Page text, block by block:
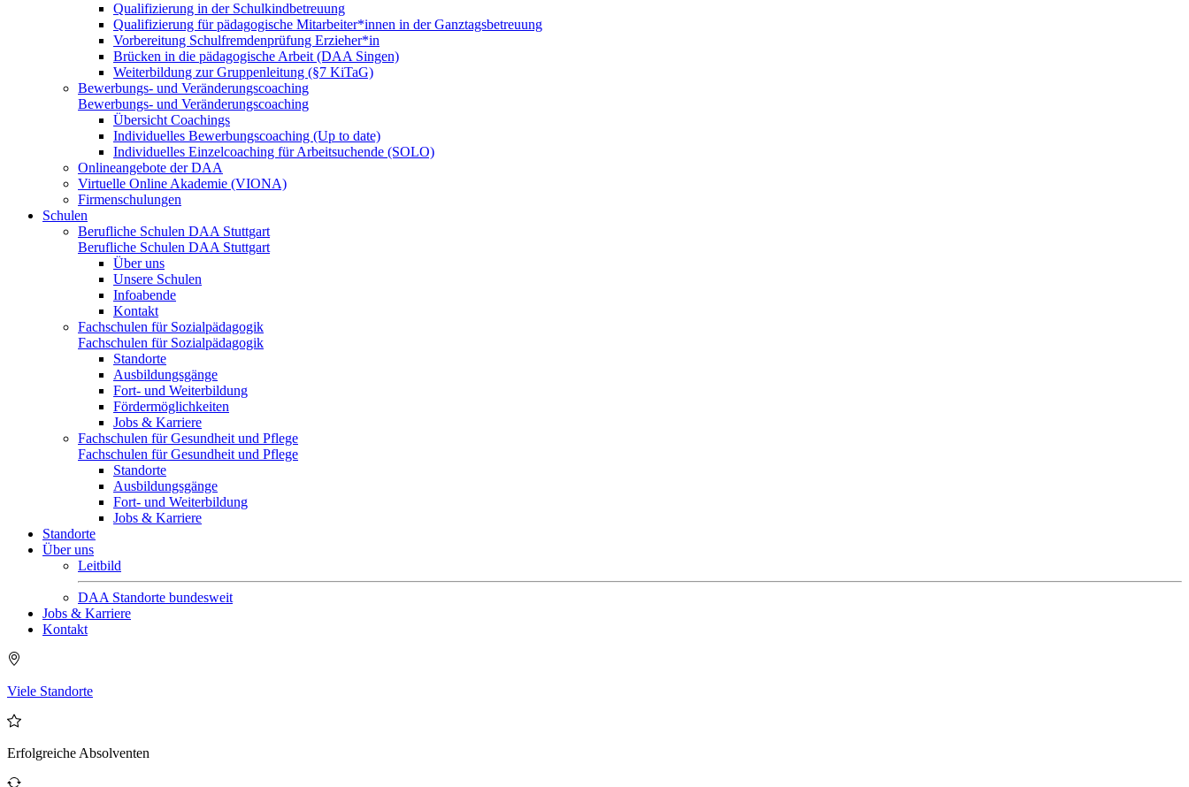
Qualifizierung in der Schulkindbetreuung
Qualifizierung für pädagogische Mitarbeiter*innen in der Ganztagsbetreuung
Vorbereitung Schulfremdenprüfung Erzieher*in
Brücken in die pädagogische Arbeit (DAA Singen)
Weiterbildung zur Gruppenleitung (§7 KiTaG)
Bewerbungs- und Veränderungscoaching
Bewerbungs- und Veränderungscoaching
Übersicht Coachings
Individuelles Bewerbungscoaching (Up to date)
Individuelles Einzelcoaching für Arbeitsuchende (SOLO)
Onlineangebote der DAA
Virtuelle Online Akademie (VIONA)
Firmenschulungen
Schulen
Berufliche Schulen DAA Stuttgart
Berufliche Schulen DAA Stuttgart
Über uns
Unsere Schulen
Infoabende
Kontakt
Fachschulen für Sozialpädagogik
Fachschulen für Sozialpädagogik
Standorte
Ausbildungsgänge
Fort- und Weiterbildung
Fördermöglichkeiten
Jobs & Karriere
Fachschulen für Gesundheit und Pflege
Fachschulen für Gesundheit und Pflege
Standorte
Ausbildungsgänge
Fort- und Weiterbildung
Jobs & Karriere
Standorte
Über uns
Leitbild
DAA Standorte bundesweit
Jobs & Karriere
Kontakt
Viele Standorte
Erfolgreiche Absolventen